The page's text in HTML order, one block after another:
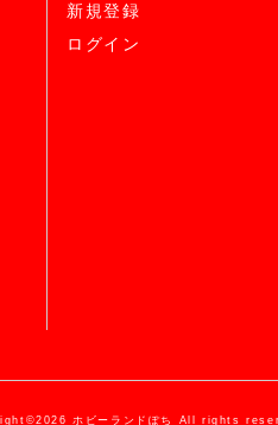
新規登録
ログイン
ホビーランドぽち All rights